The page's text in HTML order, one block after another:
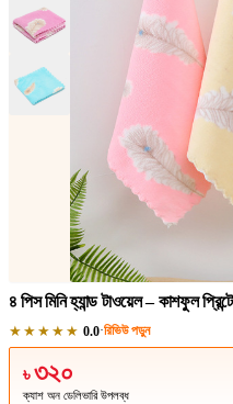
৪ পিস মিনি হ্যান্ড টাওয়েল – কাশফুল
★★★★★ 0.0·রিভিউ পড়ুন
৳৩২০
ক্যাশ অন ডেলিভারি উপলব্ধ